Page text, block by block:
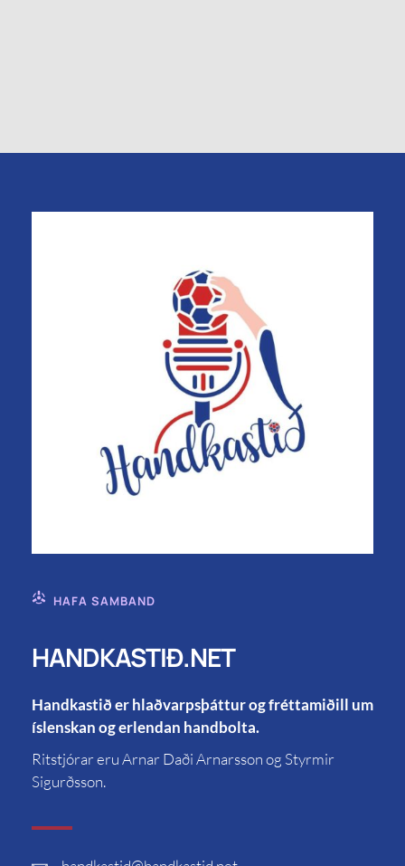
HAFA SAMBAND
HANDKASTIÐ.NET
Handkastið er hlaðvarpsþáttur og fréttamiðill um
íslenskan og erlendan handbolta.
Ritstjórar eru Arnar Daði Arnarsson og Styrmir
Sigurðsson.